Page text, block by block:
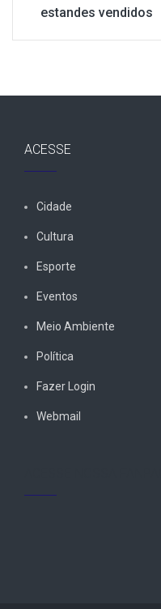
estandes vendidos
ACESSE
Cidade
Cultura
Esporte
Eventos
Meio Ambiente
Política
Fazer Login
Webmail